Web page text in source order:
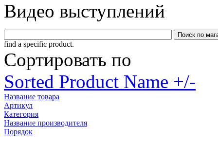
Видео выступлений
find a specific product.
Сортировать по
Sorted Product Name +/-
Название товара
Артикул
Категория
Название производителя
Порядок